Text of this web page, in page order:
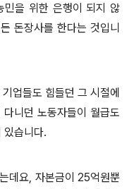
민을 위한 은행이 되지 않
돈장사를 한다는 것입니
업들도 힘들던 그 시절에
니던 노동자들이 월급도
있습니다.
데요, 자본금이 25억원뿐